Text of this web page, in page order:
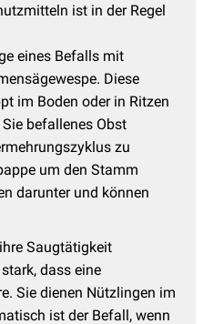
ist in der Regel
eines Befalls mit
Diese
im Boden oder in Ritzen
befallenes Obst
zu
um den Stamm
darunter und können
Saugtätigkeit
dass eine
Sie dienen Nützlingen im
ist der Befall, wenn